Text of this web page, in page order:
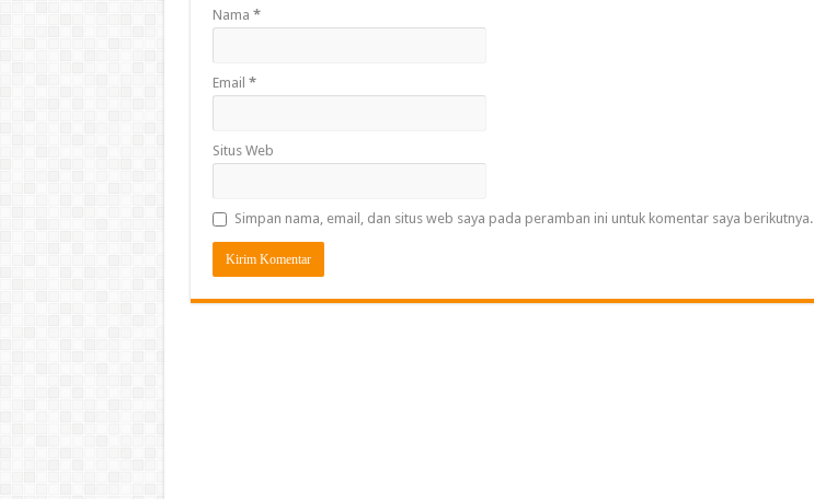
Nama *
Email *
Situs Web
Simpan nama, email, dan situs web saya pada peramban ini untuk komentar saya berikutnya.